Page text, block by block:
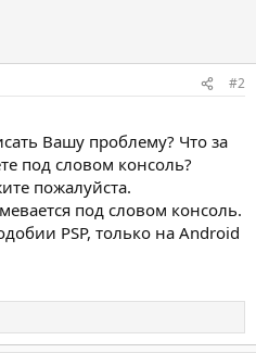
#2
Вашу проблему? Что за
под словом консоль?
пожалуйста.
под словом консоль.
PSP, только на Android